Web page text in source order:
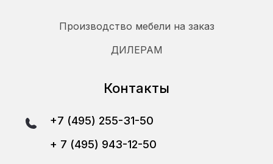
Производство мебели на заказ
ДИЛЕРАМ
Контакты
+7 (495) 255-31-50
+ 7 (495) 943-12-50